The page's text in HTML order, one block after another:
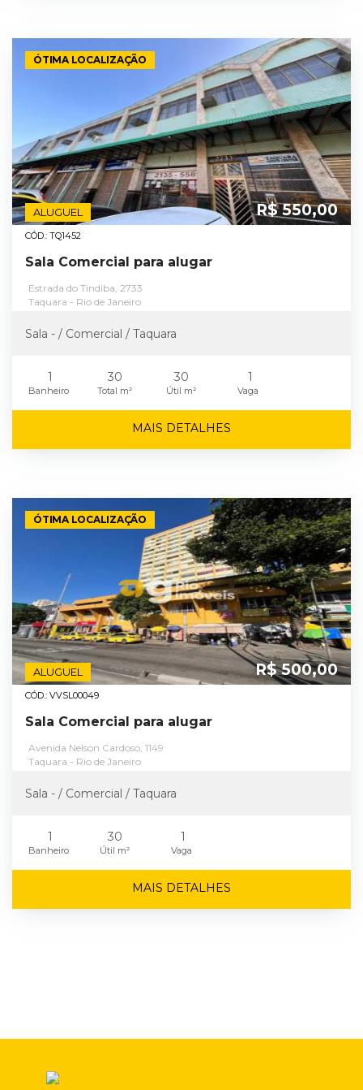
ÓTIMA LOCALIZAÇÃO
ALUGUEL R$ 550,00
CÓD.: TQ1452
Sala Comercial para alugar
Estrada do Tindiba, 2733
Taquara - Rio de Janeiro
Sala - / Comercial / Taquara
1
Banheiro
30
Total m²
30
Útil m²
1
Vaga
MAIS DETALHES
ÓTIMA LOCALIZAÇÃO
ALUGUEL R$ 500,00
CÓD.: VVSL00049
Sala Comercial para alugar
Avenida Nelson Cardoso, 1149
Taquara - Rio de Janeiro
Sala - / Comercial / Taquara
1
Banheiro
30
Útil m²
1
Vaga
MAIS DETALHES